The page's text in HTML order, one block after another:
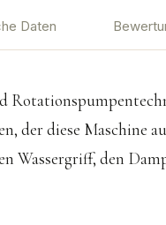
Daten
der diese Maschine
Wassergriff, den